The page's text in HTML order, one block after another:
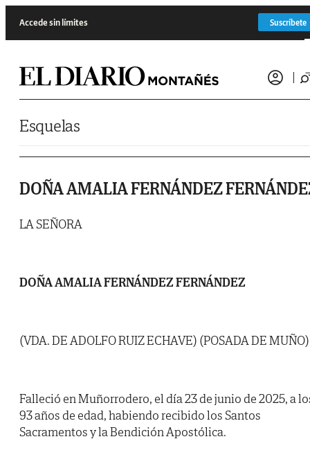
Accede sin límites Suscríbete
Esquelas
DOÑA AMALIA FERNÁNDEZ
LA SEÑORA
DOÑA AMALIA FERNÁNDEZ FERNÁNDEZ
(VDA. DE ADOLFO RUIZ ECHAVE) (POSADA DE MUÑO)
Falleció en Muñorrodero, el día 23 de junio de 2025, a
93 años de edad, habiendo recibido los Santos
Sacramentos y la Bendición Apostólica.